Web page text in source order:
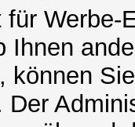
Ihnen
können
Der